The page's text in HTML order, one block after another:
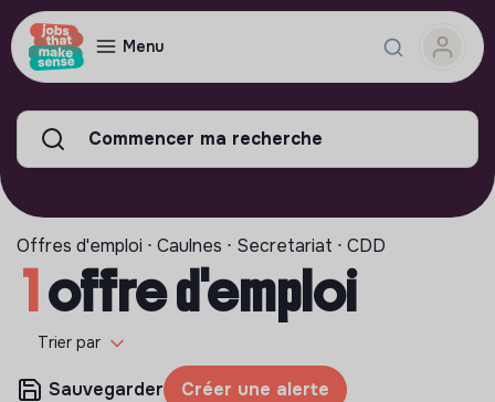
Menu
Commencer ma recherche
Offres d'emploi ⋅ Caulnes ⋅ Secretariat ⋅ CDD
1offre d'emploi
Trier par
Sauvegarder Créer une alerte